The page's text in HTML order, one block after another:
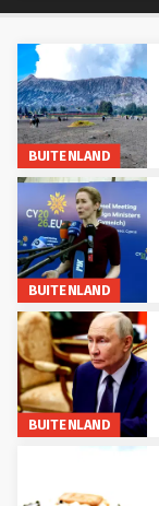
BUITENLAND
BUITENLAND
BUITENLAND